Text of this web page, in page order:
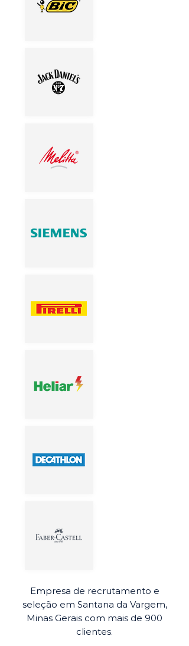
Empresa de recrutamento e
seleção em Santana da Vargem,
Minas Gerais com mais de 900
clientes.